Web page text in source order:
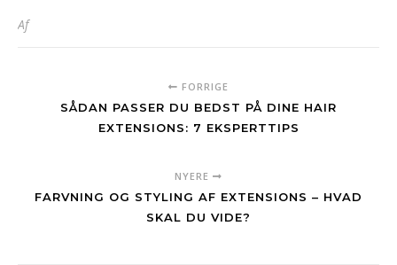
Af
FORRIGE
SÅDAN PASSER DU BEDST PÅ DINE HAIR
EXTENSIONS: 7 EKSPERTTIPS
NYERE
FARVNING OG STYLING AF EXTENSIONS – HVAD
SKAL DU VIDE?